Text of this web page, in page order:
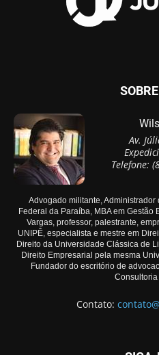
Av.
Telefone:
Advogado militante,
Federal da Paraíba, MBA em
Vargas, professor, palestrante,
UNIPÊ, especialista e mestre em
Direito da Universidade Clássica de
Direito Empresarial pela mesma
Fundador do escritório de
Contato: